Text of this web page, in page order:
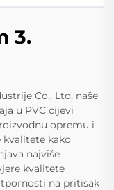
3.
Co., Ltd, naše
u PVC cijevi
opremu i
kako
najviše
kvalitete
na pritisak